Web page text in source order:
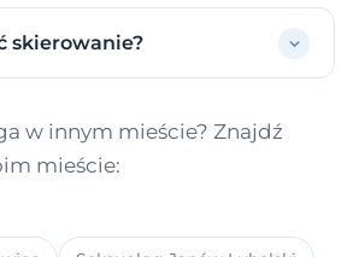
skierowanie?
w innym mieście? Znajdź
mieście: